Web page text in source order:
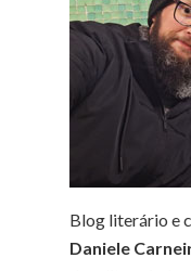
Blog literário e
Daniele